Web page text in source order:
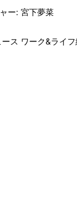
ー: 宮下夢菜
ス ワーク&ライ